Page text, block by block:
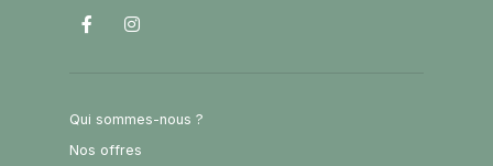
Qui sommes-nous ?
Nos offres